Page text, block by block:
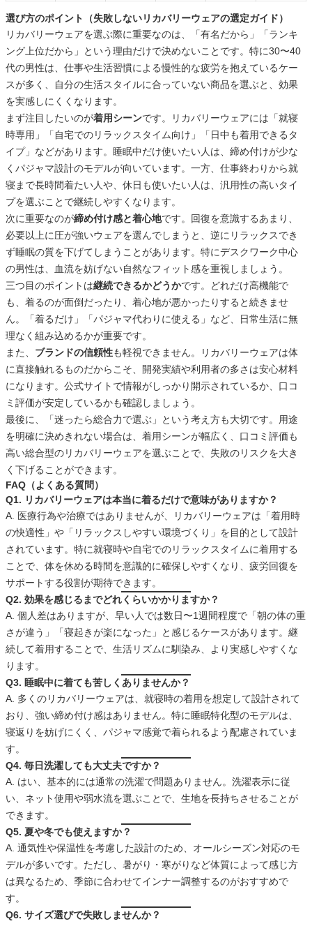
選び方のポイント（失敗しないリカバリーウェアの選定ガイド）
リカバリーウェアを選ぶ際に重要なのは、「有名だから」「ランキ
ング上位だから」という理由だけで決めないことです。特に30〜40
代の男性は、仕事や生活習慣による慢性的な疲労を抱えているケー
スが多く、自分の生活スタイルに合っていない商品を選ぶと、効果
を実感しにくくなります。
まず注目したいのが着用シーンです。リカバリーウェアには「就寝
時専用」「自宅でのリラックスタイム向け」「日中も着用できるタ
イプ」などがあります。睡眠中だけ使いたい人は、締め付けが少な
くパジャマ設計のモデルが向いています。一方、仕事終わりから就
寝まで長時間着たい人や、休日も使いたい人は、汎用性の高いタイ
プを選ぶことで継続しやすくなります。
次に重要なのが締め付け感と着心地です。回復を意識するあまり、
必要以上に圧が強いウェアを選んでしまうと、逆にリラックスでき
ず睡眠の質を下げてしまうことがあります。特にデスクワーク中心
の男性は、血流を妨げない自然なフィット感を重視しましょう。
三つ目のポイントは継続できるかどうかです。どれだけ高機能で
も、着るのが面倒だったり、着心地が悪かったりすると続きませ
ん。「着るだけ」「パジャマ代わりに使える」など、日常生活に無
理なく組み込めるかが重要です。
また、 ブランドの信頼性も軽視できません。リカバリーウェアは体
に直接触れるものだからこそ、開発実績や利用者の多さは安心材料
になります。公式サイトで情報がしっかり開示されているか、口コ
ミ評価が安定しているかも確認しましょう。
最後に、「迷ったら総合力で選ぶ」という考え方も大切です。用途
を明確に決めきれない場合は、着用シーンが幅広く、口コミ評価も
高い総合型のリカバリーウェアを選ぶことで、失敗のリスクを大き
く下げることができます。
FAQ（よくある質問）
Q1. リカバリーウェアは本当に着るだけで意味がありますか？
A. 医療行為や治療ではありませんが、リカバリーウェアは「着用時
の快適性」や「リラックスしやすい環境づくり」を目的として設計
されています。特に就寝時や自宅でのリラックスタイムに着用する
ことで、体を休める時間を意識的に確保しやすくなり、疲労回復を
サポートする役割が期待できます。
Q2. 効果を感じるまでどれくらいかかりますか？
A. 個人差はありますが、早い人では数日〜1週間程度で「朝の体の重
さが違う」「寝起きが楽になった」と感じるケースがあります。継
続して着用することで、生活リズムに馴染み、より実感しやすくな
ります。
Q3. 睡眠中に着ても苦しくありませんか？
A. 多くのリカバリーウェアは、就寝時の着用を想定して設計されて
おり、強い締め付け感はありません。特に睡眠特化型のモデルは、
寝返りを妨げにくく、パジャマ感覚で着られるよう配慮されていま
す。
Q4. 毎日洗濯しても大丈夫ですか？
A. はい、基本的には通常の洗濯で問題ありません。洗濯表示に従
い、ネット使用や弱水流を選ぶことで、生地を長持ちさせることが
できます。
Q5. 夏や冬でも使えますか？
A. 通気性や保温性を考慮した設計のため、オールシーズン対応のモ
デルが多いです。ただし、暑がり・寒がりなど体質によって感じ方
は異なるため、季節に合わせてインナー調整するのがおすすめで
す。
Q6. サイズ選びで失敗しませんか？